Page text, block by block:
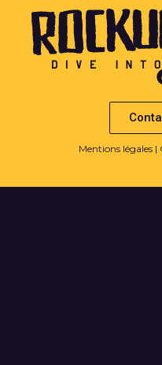
Mentions légales |